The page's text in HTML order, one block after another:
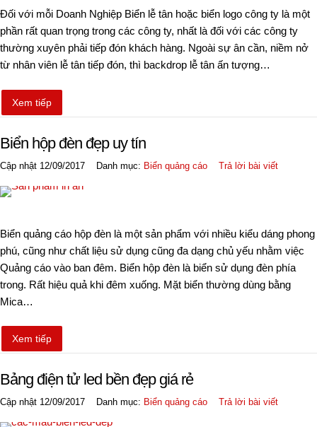
Đối với mỗi Doanh Nghiệp Biển lễ tân hoặc biển logo công ty là một
phần rất quan trọng trong các công ty, nhất là đối với các công ty
thường xuyên phải tiếp đón khách hàng. Ngoài sự ân cần, niềm nở
từ nhân viên lễ tân tiếp đón, thì backdrop lễ tân ấn tượng…
Xem tiếp
Biển hộp đèn đẹp uy tín
Cập nhật 12/09/2017 Danh mục: Biển quảng cáo Trả lời bài viết
Biển quảng cáo hộp đèn là một sản phẩm với nhiều kiểu dáng phong
phú, cũng như chất liệu sử dụng cũng đa dạng chủ yếu nhằm việc
Quảng cáo vào ban đêm. Biển hộp đèn là biển sử dụng đèn phía
trong. Rất hiệu quả khi đêm xuống. Mặt biển thường dùng bằng
Mica…
Xem tiếp
Bảng điện tử led bền đẹp giá rẻ
Cập nhật 12/09/2017 Danh mục: Biển quảng cáo Trả lời bài viết